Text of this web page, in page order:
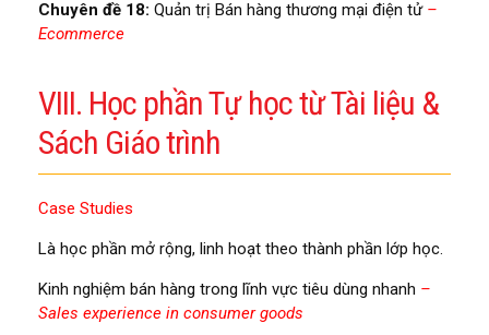
Chuyên đề 18: Quản trị Bán hàng thương mại điện tử –
Ecommerce
VIII. Học phần Tự học từ Tài liệu &
Sách Giáo trình
Case Studies
Là học phần mở rộng, linh hoạt theo thành phần lớp học.
Kinh nghiệm bán hàng trong lĩnh vực tiêu dùng nhanh –
Sales experience in consumer goods